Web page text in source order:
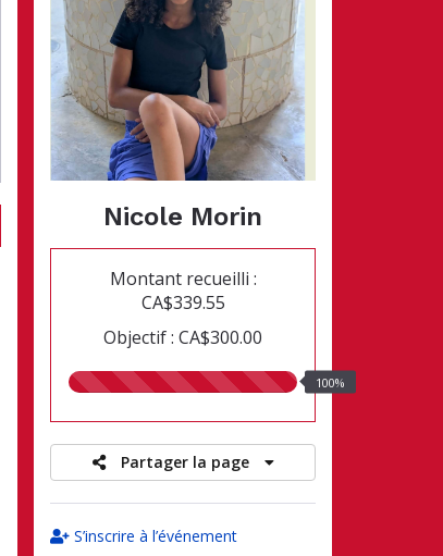
Nicole Morin
Montant recueilli :
CA$339.55
Objectif : CA$300.00
100.00%
100%
Partager la page
S’inscrire à l’événement